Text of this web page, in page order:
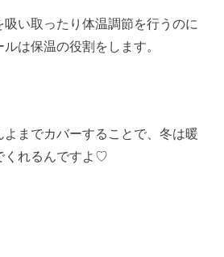
い取ったり体温調節を行うのに
は保温の役割をします。
までカバーすることで、冬は暖
くれるんですよ♡